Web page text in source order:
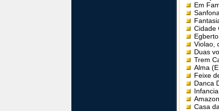
Em
Cidade
Violao,
Duas
Trem
Alma
Feixe
Danca
Casa